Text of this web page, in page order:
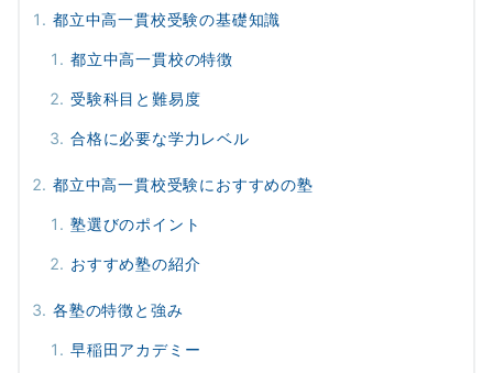
都立中高一貫校受験の基礎知識
都立中高一貫校の特徴
受験科目と難易度
合格に必要な学力レベル
都立中高一貫校受験におすすめの塾
塾選びのポイント
おすすめ塾の紹介
各塾の特徴と強み
早稲田アカデミー